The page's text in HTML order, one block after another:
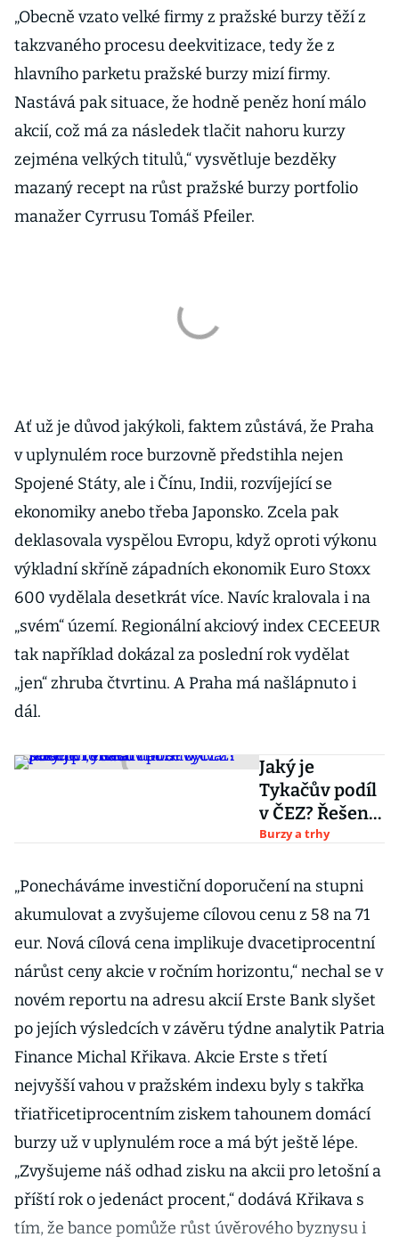
„Obecně vzato velké firmy z pražské burzy těží z
takzvaného procesu deekvitizace, tedy že z
hlavního parketu pražské burzy mizí firmy.
Nastává pak situace, že hodně peněz honí málo
akcií, což má za následek tlačit nahoru kurzy
zejména velkých titulů,“ vysvětluje bezděky
mazaný recept na růst pražské burzy portfolio
manažer Cyrrusu Tomáš Pfeiler.
Ať už je důvod jakýkoli, faktem zůstává, že Praha
v uplynulém roce burzovně předstihla nejen
Spojené Státy, ale i Čínu, Indii, rozvíjející se
ekonomiky anebo třeba Japonsko. Zcela pak
deklasovala vyspělou Evropu, když oproti výkonu
výkladní skříně západních ekonomik Euro Stoxx
600 vydělala desetkrát více. Navíc kralovala i na
„svém“ území. Regionální akciový index CECEEUR
tak například dokázal za poslední rok vydělat
„jen“ zhruba čtvrtinu. A Praha má našlápnuto i
dál.
Jaký je
Tykačův podíl
v ČEZ? Řešení
rébusu může
miliardář si
vytváří půdu
Burzy a trhy
„Ponecháváme investiční doporučení na stupni
akumulovat a zvyšujeme cílovou cenu z 58 na 71
eur. Nová cílová cena implikuje dvacetiprocentní
nárůst ceny akcie v ročním horizontu,“ nechal se v
novém reportu na adresu akcií Erste Bank slyšet
po jejích výsledcích v závěru týdne analytik Patria
Finance Michal Křikava. Akcie Erste s třetí
nejvyšší vahou v pražském indexu byly s takřka
třiatřicetiprocentním ziskem tahounem domácí
burzy už v uplynulém roce a má být ještě lépe.
„Zvyšujeme náš odhad zisku na akcii pro letošní a
příští rok o jedenáct procent,“ dodává Křikava s
tím, že bance pomůže růst úvěrového byznysu i